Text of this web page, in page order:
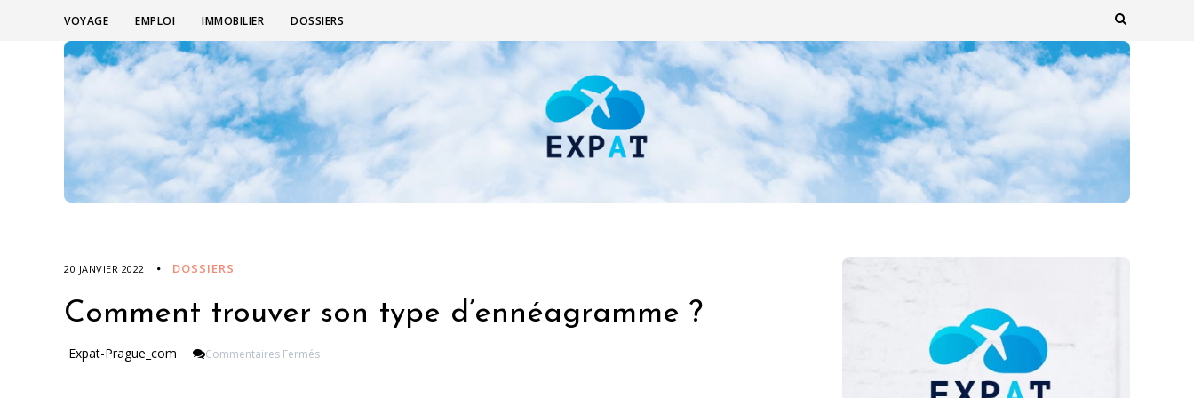
VOYAGE EMPLOI IMMOBILIER DOSSIERS
20 JANVIER 2022 DOSSIERS
Comment trouver son type d’ennéagramme ?
Expat-Prague_com Commentaires FermésSur